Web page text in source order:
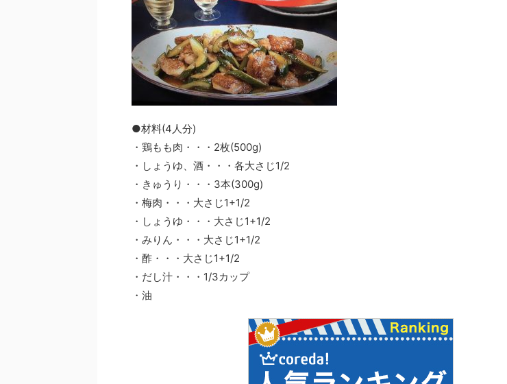
●材料(4人分)
・鶏もも肉・・・2枚(500g)
・しょうゆ、酒・・・各大さじ1/2
・きゅうり・・・3本(300g)
・梅肉・・・大さじ1+1/2
・しょうゆ・・・大さじ1+1/2
・みりん・・・大さじ1+1/2
・酢・・・大さじ1+1/2
・だし汁・・・1/3カップ
・油